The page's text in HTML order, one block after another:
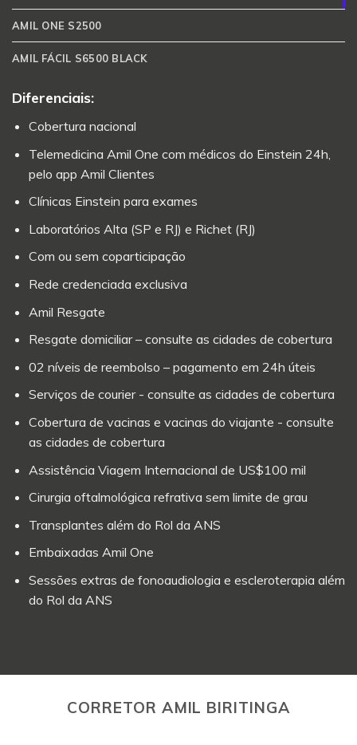
AMIL ONE S2500
AMIL FÁCIL S6500 BLACK
Diferenciais:
Cobertura nacional
Telemedicina Amil One com médicos do Einstein 24h,
pelo app Amil Clientes
Clínicas Einstein para exames
Laboratórios Alta (SP e RJ) e Richet (RJ)
Com ou sem coparticipação
Rede credenciada exclusiva
Amil Resgate
Resgate domiciliar – consulte as cidades de cobertura
02 níveis de reembolso – pagamento em 24h úteis
Serviços de courier - consulte as cidades de cobertura
Cobertura de vacinas e vacinas do viajante - consulte
as cidades de cobertura
Assistência Viagem Internacional de US$100 mil
Cirurgia oftalmológica refrativa sem limite de grau
Transplantes além do Rol da ANS
Embaixadas Amil One
Sessões extras de fonoaudiologia e escleroterapia além
do Rol da ANS
CORRETOR AMIL BIRITINGA